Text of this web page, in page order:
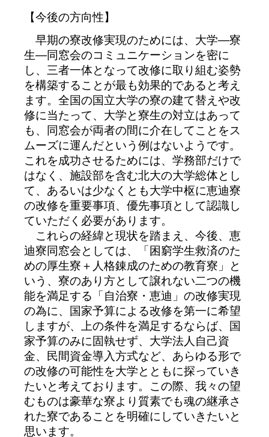
【今後の方向性】
早期の寮改修実現のためには、大学―寮
生―同窓会のコミュニケーションを密に
し、三者一体となって改修に取り組む姿勢
を構築することが最も効果的であると考え
ます。全国の国立大学の寮の建て替えや改
修に当たって、大学と寮生の対立はあって
も、同窓会が両者の間に介在してことをス
ムーズに運んだという例はないようです。
これを成功させるためには、学務部だけで
はなく、施設部を含む北大の大学総体とし
て、あるいは少なくとも大学中枢に恵迪寮
の改修を重要事項、優先事項として認識し
ていただく必要があります。
これらの経緯と現状を踏まえ、今後、恵
迪寮同窓会としては、「困窮学生救済のた
めの厚生寮＋人格錬成のための教育寮」と
いう、寮のあり方として譲れない二つの機
能を満足する「自治寮・恵迪」の改修実現
の為に、国家予算による改修を第一に希望
しますが、上の条件を満足するならば、国
家予算のみに固執せず、大学法人自己資
金、民間資金導入方式など、あらゆる形で
の改修の可能性を大学とともに探っていき
たいと考えております。この際、我々の望
むものは豪華な寮より質素でも魂の継承さ
れた寮であることを明確にしていきたいと
思います。